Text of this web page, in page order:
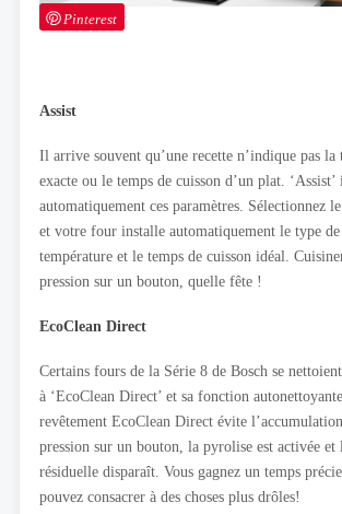
Pinterest
Assist
Il arrive souvent qu’une recette n’indique pas la
exacte ou le temps de cuisson d’un plat. ‘Assist’
automatiquement ces paramètres. Sélectionnez
et votre four installe automatiquement le type
température et le temps de cuisson idéal.
pression sur un bouton, quelle fête !
EcoClean Direct
Certains fours de la Série 8 de Bosch se
à ‘EcoClean Direct’ et sa fonction
revêtement EcoClean Direct évite
pression sur un bouton, la pyrolise est activée et
résiduelle disparaît. Vous gagnez un temps
pouvez consacrer à des choses plus drôles!